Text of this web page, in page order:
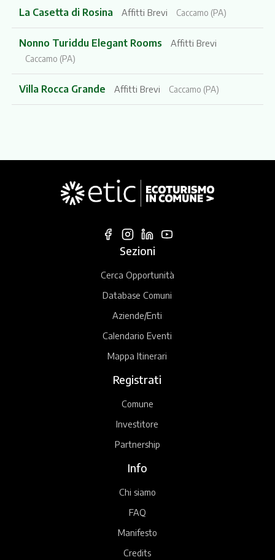
La Casetta di Rosina Affitti Brevi Caccamo (PA)
Nonno Turiddu Elegant Rooms Affitti Brevi
Caccamo (PA)
Villa Rocca Grande Affitti Brevi Caccamo (PA)
Sezioni
Cerca Opportunità
Database Comuni
Aziende/Enti
Calendario Eventi
Mappa Itinerari
Registrati
Comune
Investitore
Partnership
Info
Chi siamo
FAQ
Manifesto
Credits